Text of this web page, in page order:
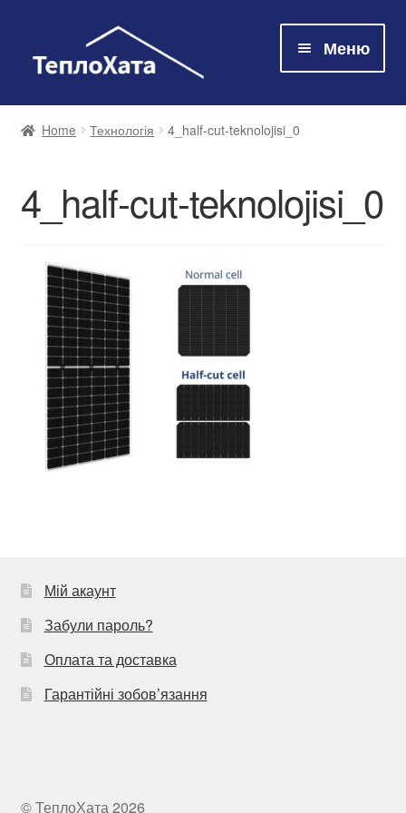
Меню
Магазин
Контакти
Оплата та доставка
Home Технологія 4_half-cut-teknolojisi_0
4_half-cut-teknolojisi_0
Мій акаунт
Забули пароль?
Оплата та доставка
Гарантійні зобов’язання
© ТеплоХата 2026